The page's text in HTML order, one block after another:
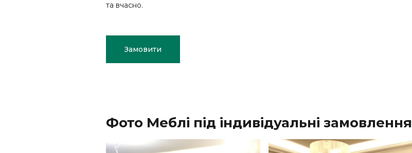
та вчасно.
Замовити
Фото Меблі під індивідуальні замовлення